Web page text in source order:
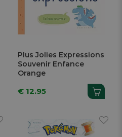
Plus Jolies Expressions
Souvenir Enfance
Orange
€ 12.95